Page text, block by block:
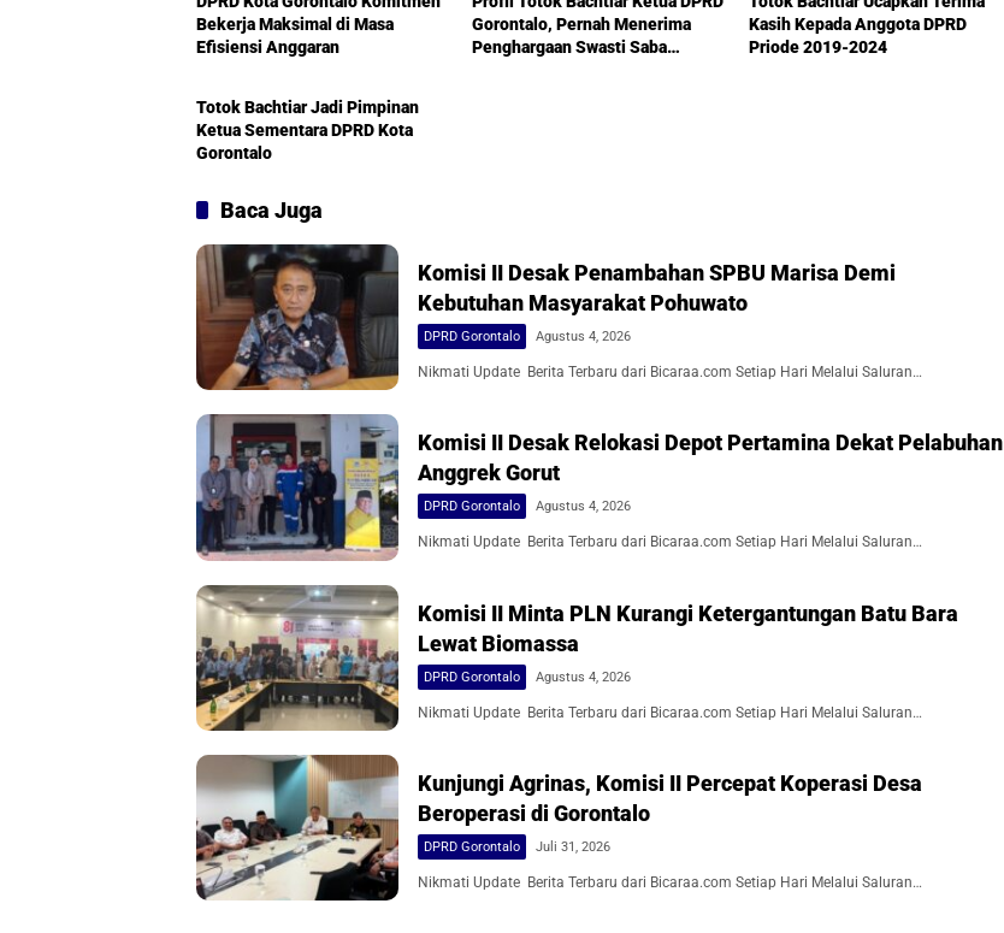
Bekerja Maksimal di Masa
Efisiensi Anggaran
Gorontalo, Pernah Menerima
Penghargaan Swasti Saba
Kasih Kepada Anggota DPRD
Priode 2019-2024
Totok Bachtiar Jadi Pimpinan
Ketua Sementara DPRD Kota
Gorontalo
Baca Juga
Komisi II Desak Penambahan SPBU Marisa Demi
Kebutuhan Masyarakat Pohuwato
DPRD Gorontalo Agustus 4, 2026
Nikmati Update Berita Terbaru dari Bicaraa.com Setiap Hari Melalui Saluran…
Komisi II Desak Relokasi Depot Pertamina Dekat Pelabuhan
Anggrek Gorut
DPRD Gorontalo Agustus 4, 2026
Nikmati Update Berita Terbaru dari Bicaraa.com Setiap Hari Melalui Saluran…
Komisi II Minta PLN Kurangi Ketergantungan Batu Bara
Lewat Biomassa
DPRD Gorontalo Agustus 4, 2026
Nikmati Update Berita Terbaru dari Bicaraa.com Setiap Hari Melalui Saluran…
Kunjungi Agrinas, Komisi II Percepat Koperasi Desa
Beroperasi di Gorontalo
DPRD Gorontalo Juli 31, 2026
Nikmati Update Berita Terbaru dari Bicaraa.com Setiap Hari Melalui Saluran…